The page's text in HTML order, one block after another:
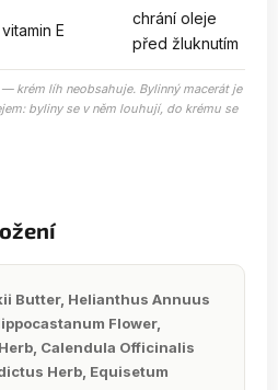
vitamin E
chrání oleje
před žluknutím
krém líh neobsahuje. Bylinný macerát je
byliny se v něm louhují, do krému se
Butter, Helianthus Annuus
Flower,
Calendula Officinalis
Herb, Equisetum